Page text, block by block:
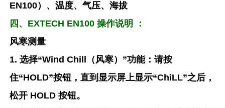
EN100）、温度、气压、海拔
四、EXTECH EN100 操作说明 ：
风寒测量
1. 选择“Wind Chill（风寒）”功能：请按
住“HOLD”按钮，直到显示屏上显示“ChiLL”之后，
松开 HOLD 按钮。